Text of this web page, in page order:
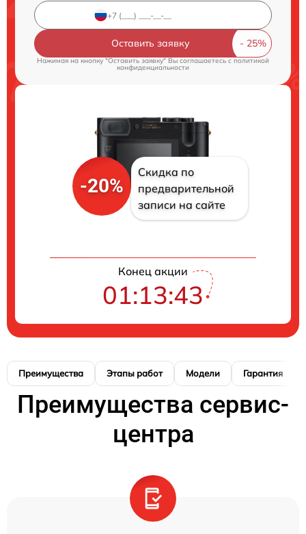
Оставить заявку
Нажимая на кнопку "Оставить заявку" Вы соглашаетесь cполитикой
конфиденциальности
-20%
Скидка по
предварительной
записи на сайте
Конец акции
01:13:42
Преимущества Этапы работ Модели Гарантия
Преимущества сервис-
центра